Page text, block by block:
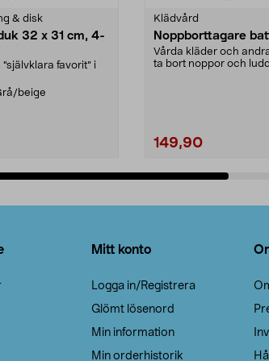
& disk
32 x 31 cm, 4-
favorit” i
beige
Klädvård
Noppborttagare
Vårda kläder och
ta bort noppor och
149,90
Mitt konto
Logga in/Registrera
Glömt lösenord
Min information
Min orderhistorik